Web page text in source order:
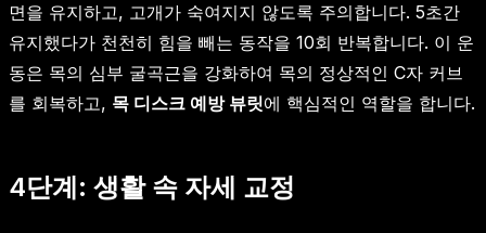
면을 유지하고, 고개가 숙여지지 않도록 주의합니다. 5초간
유지했다가 천천히 힘을 빼는 동작을 10회 반복합니다. 이 운
동은 목의 심부 굴곡근을 강화하여 목의 정상적인 C자 커브
를 회복하고, 목 디스크 예방 뷰릿에 핵심적인 역할을 합니다.
4단계: 생활 속 자세 교정